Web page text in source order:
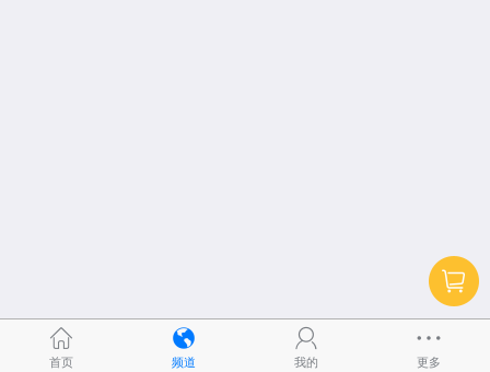
首页 频道 我的 更多